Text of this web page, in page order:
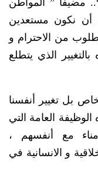
مضيفا ” المواطن
أن نكون مستعدين
من الاحترام و
الذي يتطلع
بل تغيير أنفسنا
الوظيفة العامة التي
مع أنفسهم ،
و الانسانية في